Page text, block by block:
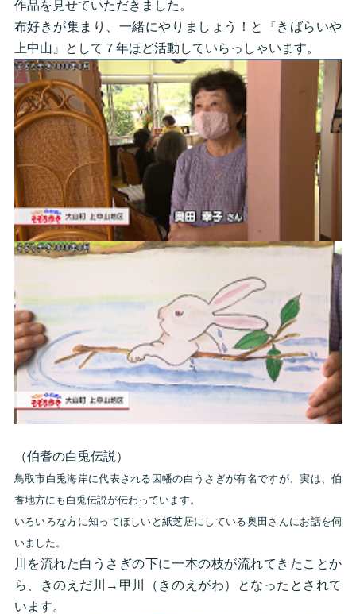
作品を見せていただきました。
布好きが集まり、一緒にやりましょう！と『きばらいや
上中山』として７年ほど活動していらっしゃいます。
（伯耆の白兎伝説）
鳥取市白兎海岸に代表される因幡の白うさぎが有名ですが、実は、伯
耆地方にも白兎伝説が伝わっています。
いろいろな方に知ってほしいと紙芝居にしている奥田さんにお話を伺
いました。
川を流れた白うさぎの下に一本の枝が流れてきたことか
ら、きのえだ川→甲川（きのえがわ）となったとされて
います。